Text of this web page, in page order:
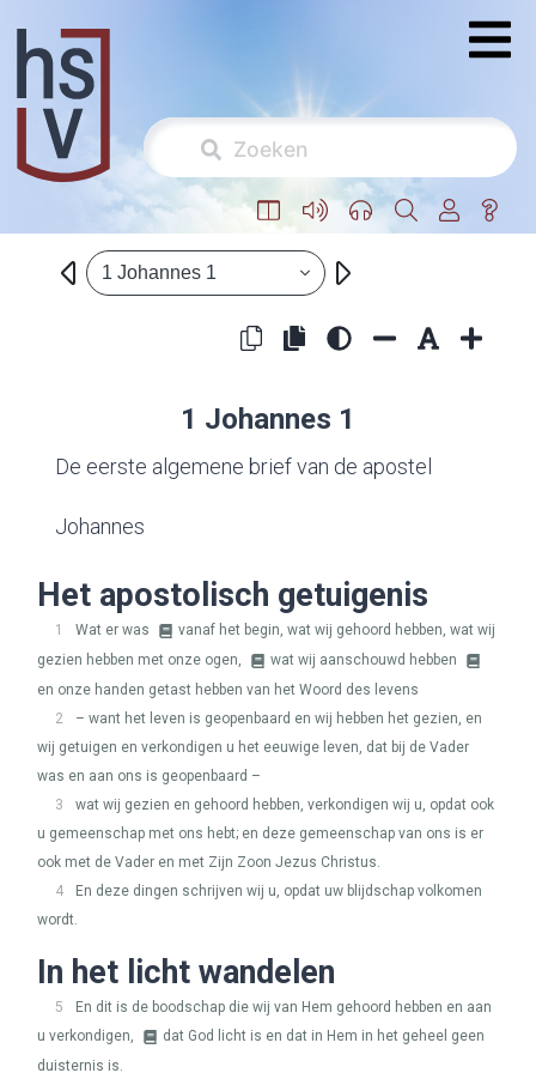
1 Johannes 1
1 Johannes 1
De eerste algemene brief van de apostel
Johannes
Het apostolisch getuigenis
1 Wat er was
vanaf het begin, wat wij gehoord hebben, wat wij
gezien hebben met onze ogen,
wat wij aanschouwd hebben
en onze handen getast hebben van het Woord des levens
2
– want het leven is geopenbaard en wij hebben het gezien, en
wij getuigen en verkondigen u het eeuwige leven, dat bij de Vader
was en aan ons is geopenbaard –
3
wat wij gezien en gehoord hebben, verkondigen wij u, opdat ook
u gemeenschap met ons hebt; en deze gemeenschap van ons is er
ook met de Vader en met Zijn Zoon Jezus Christus.
4
En deze dingen schrijven wij u, opdat uw blijdschap volkomen
wordt.
In het licht wandelen
5
En dit is de boodschap die wij van Hem gehoord hebben en aan
u verkondigen,
dat God licht is en dat in Hem in het geheel geen
duisternis is.